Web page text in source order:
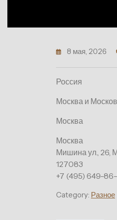
8 мая, 2026
Россия
Москва и
Москва
Москва
Мишина ул., 26,
127083
+7 (495) 649-
Category: Разное